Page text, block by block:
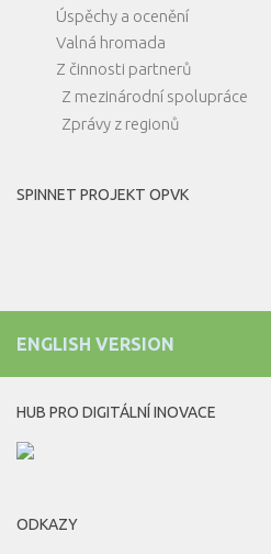
Úspěchy a ocenění
Valná hromada
Z činnosti partnerů
Z mezinárodní spolupráce
Zprávy z regionů
SPINNET PROJEKT OPVK
ENGLISH VERSION
HUB PRO DIGITÁLNÍ INOVACE
ODKAZY